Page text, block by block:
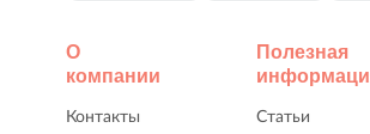
О
компании
Контакты
Полезная
Статьи